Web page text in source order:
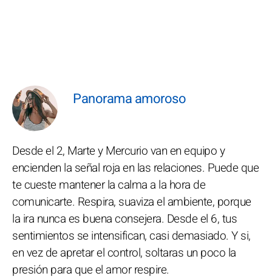
Panorama amoroso
Desde el 2, Marte y Mercurio van en equipo y
encienden la señal roja en las relaciones. Puede que
te cueste mantener la calma a la hora de
comunicarte. Respira, suaviza el ambiente, porque
la ira nunca es buena consejera. Desde el 6, tus
sentimientos se intensifican, casi demasiado. Y si,
en vez de apretar el control, soltaras un poco la
presión para que el amor respire.